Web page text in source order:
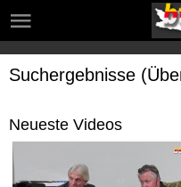
Suchergebnisse
Neueste Videos